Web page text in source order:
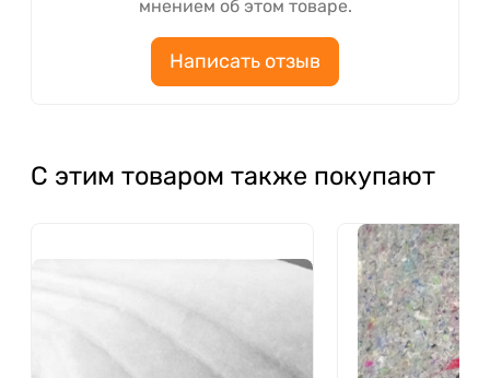
мнением об этом товаре.
Написать отзыв
С этим товаром также покупают